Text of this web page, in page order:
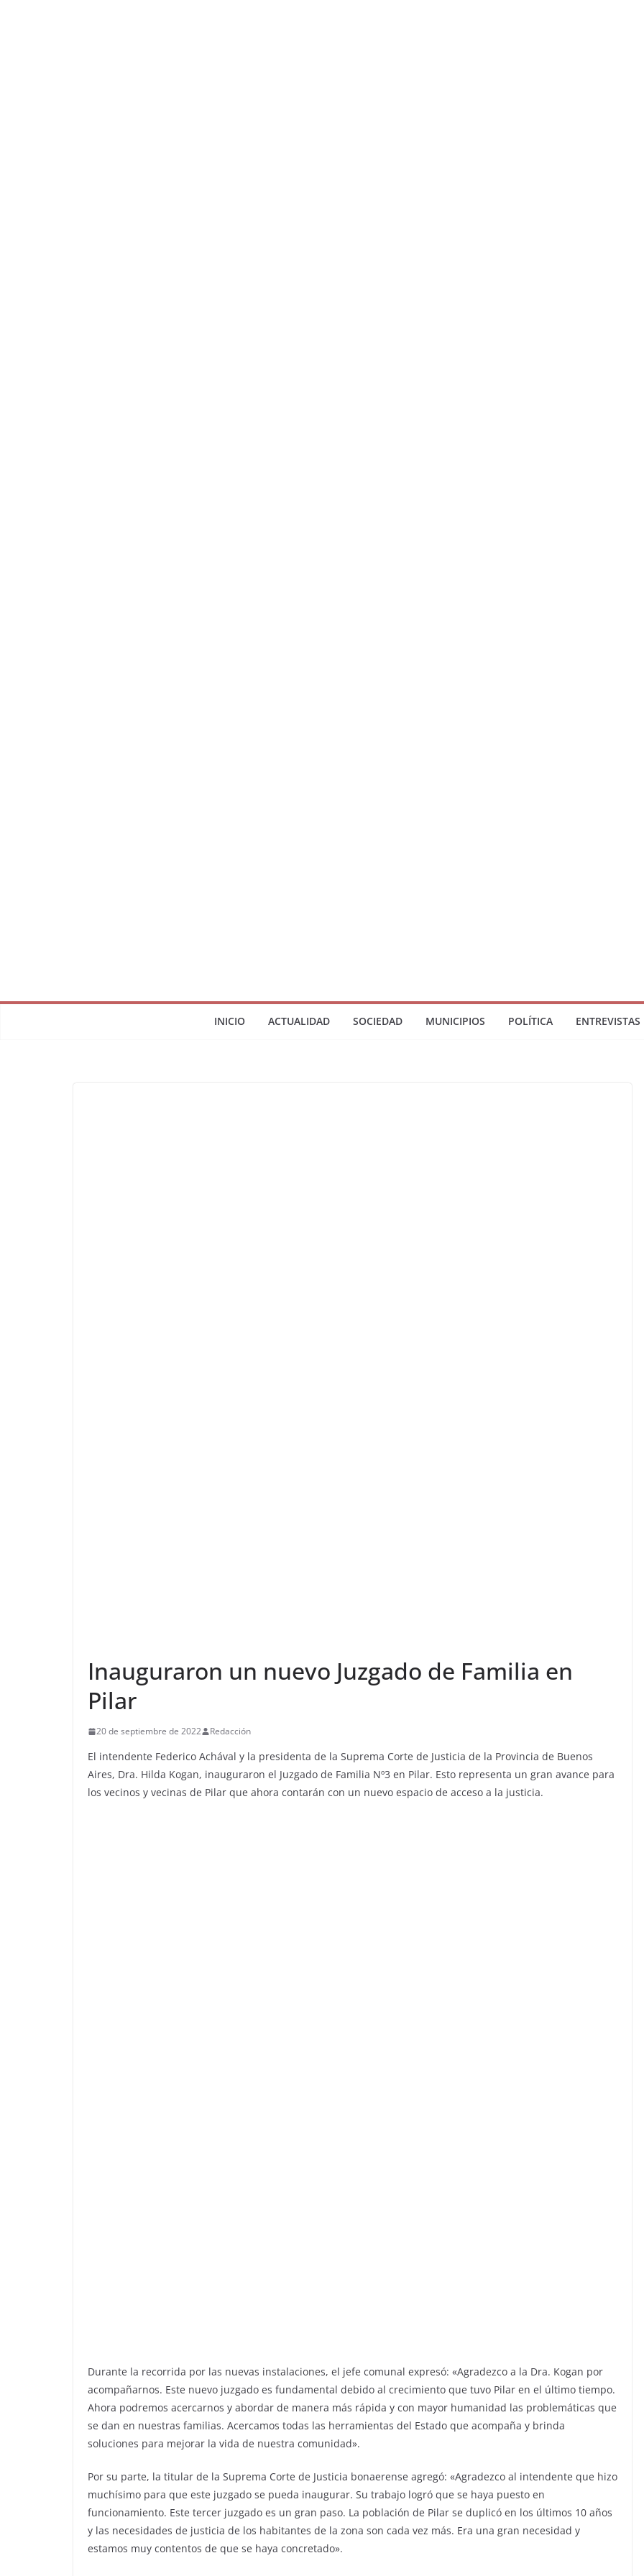
INICIO ACTUALIDAD SOCIEDAD MUNICIPIOS POLÍTICA ENTREVISTAS
Inauguraron un nuevo Juzgado de Familia en
Pilar
20 de septiembre de 2022 Redacción
El intendente Federico Achával y la presidenta de la Suprema Corte de Justicia de la Provincia de Buenos
Aires, Dra. Hilda Kogan, inauguraron el Juzgado de Familia Nº3 en Pilar. Esto representa un gran avance para
los vecinos y vecinas de Pilar que ahora contarán con un nuevo espacio de acceso a la justicia.
Durante la recorrida por las nuevas instalaciones, el jefe comunal expresó: «Agradezco a la Dra. Kogan por
acompañarnos. Este nuevo juzgado es fundamental debido al crecimiento que tuvo Pilar en el último tiempo.
Ahora podremos acercarnos y abordar de manera más rápida y con mayor humanidad las problemáticas que
se dan en nuestras familias. Acercamos todas las herramientas del Estado que acompaña y brinda
soluciones para mejorar la vida de nuestra comunidad».
Por su parte, la titular de la Suprema Corte de Justicia bonaerense agregó: «Agradezco al intendente que hizo
muchísimo para que este juzgado se pueda inaugurar. Su trabajo logró que se haya puesto en
funcionamiento. Este tercer juzgado es un gran paso. La población de Pilar se duplicó en los últimos 10 años
y las necesidades de justicia de los habitantes de la zona son cada vez más. Era una gran necesidad y
estamos muy contentos de que se haya concretado».